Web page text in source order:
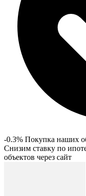
-0.3% Покупка наших
Снизим ставку по
объектов через сайт